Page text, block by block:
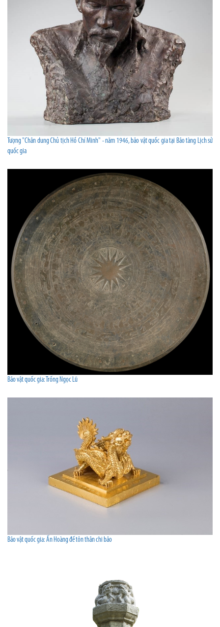
Tượng "Chân dung Chủ tịch Hồ Chí Minh" - năm 1946, bảo vật quốc gia tại Bảo tàng Lịch sử
quốc gia
Bảo vật quốc gia: Trống Ngọc Lũ
Bảo vật quốc gia: Ấn Hoàng đế tôn thân chi bảo